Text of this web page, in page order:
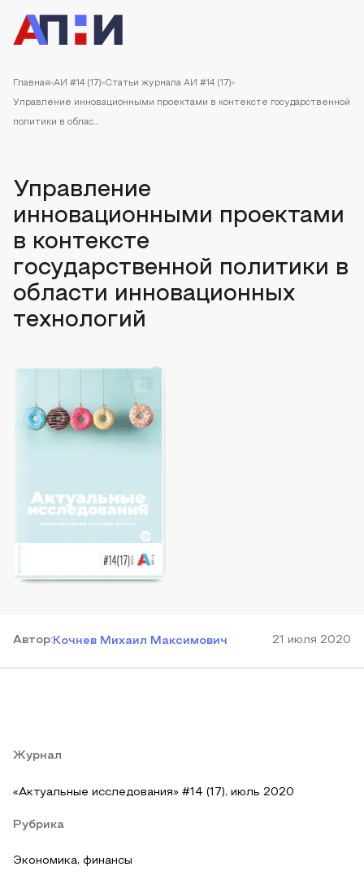
Главная АИ #14 (17) Статьи журнала АИ #14 (17)
Управление инновационными проектами в контексте государственной
политики в облас...
Управление
инновационными проектами
в контексте
государственной политики в
области инновационных
технологий
Автор:Кочнев Михаил Максимович 21 июля 2020
Журнал
«Актуальные исследования» #14 (17), июль 2020
Рубрика
Экономика, финансы